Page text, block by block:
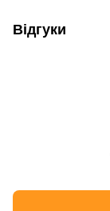
Відгуки